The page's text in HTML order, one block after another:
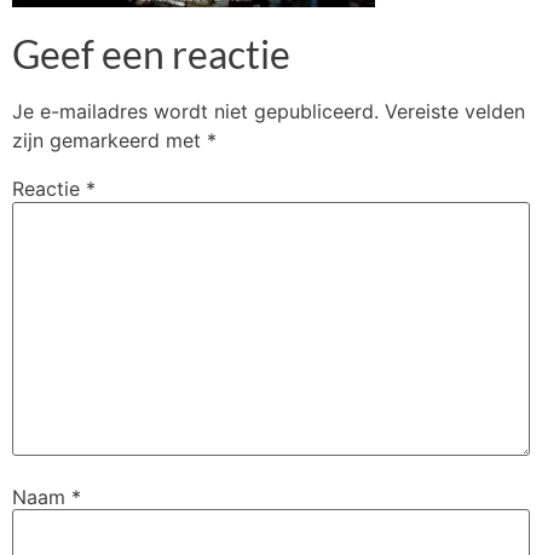
Geef een reactie
Je e-mailadres wordt niet gepubliceerd. Vereiste velden
zijn gemarkeerd met *
Reactie *
Naam *